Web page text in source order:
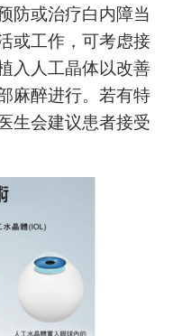
防或治疗白内障当
或工作，可考虑接
入人工晶体以改善
麻醉进行。若有特
生会建议患者接受